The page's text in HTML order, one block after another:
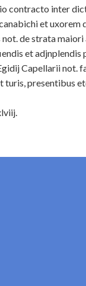
contracto inter
et uxorem
de strata
et adjnplendis
Capellarii not.
turis, presentibus